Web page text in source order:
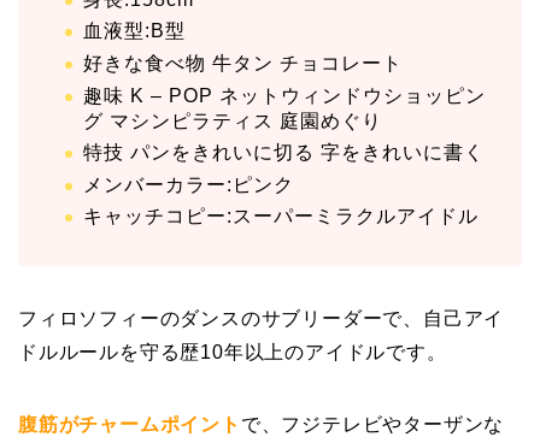
血液型:B型
好きな食べ物 牛タン チョコレート
趣味 K – POP ネットウィンドウショッピン
グ マシンピラティス 庭園めぐり
特技 パンをきれいに切る 字をきれいに書く
メンバーカラー:ピンク
キャッチコピー:スーパーミラクルアイドル
フィロソフィーのダンスのサブリーダーで、自己アイ
ドルルールを守る歴10年以上のアイドルです。
腹筋がチャームポイント で、フジテレビやターザンな